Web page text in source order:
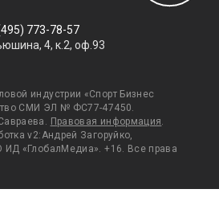
773-78-57
4, к.2, оф.93
индустрии «Спорт Бизнес
СМИ ЭЛ № ФС77-47450.
Правовая информация.
v2:Андрей Загоруйко,
«ГлобалМедиа». +16. Все права